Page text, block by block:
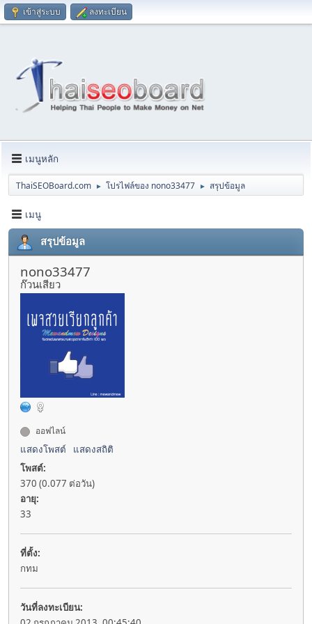
เข้าสู่ระบบ ลงทะเบียน
เมนูหลัก
ThaiSEOBoard.com ► โปรไฟล์ของ nono33477 ► สรุปข้อมูล
เมนู
สรุปข้อมูล
nono33477
ก๊วนเสียว
ออฟไลน์
แสดงโพสต์
แสดงสถิติ
โพสต์:
370 (0.077 ต่อวัน)
อายุ:
33
ที่ตั้ง:
กทม
วันที่ลงทะเบียน: